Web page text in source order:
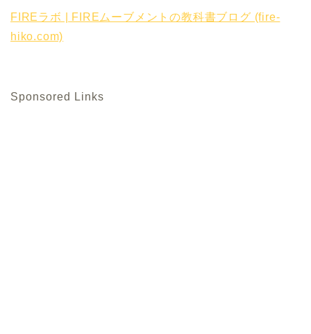
FIREラボ | FIREムーブメントの教科書ブログ (fire-
hiko.com)
Sponsored Links